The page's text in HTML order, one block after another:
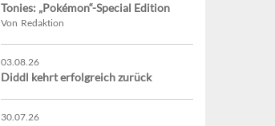
Tonies: „Pokémon“-Special Edition
Von Redaktion
03.08.26
Diddl kehrt erfolgreich zurück
30.07.26